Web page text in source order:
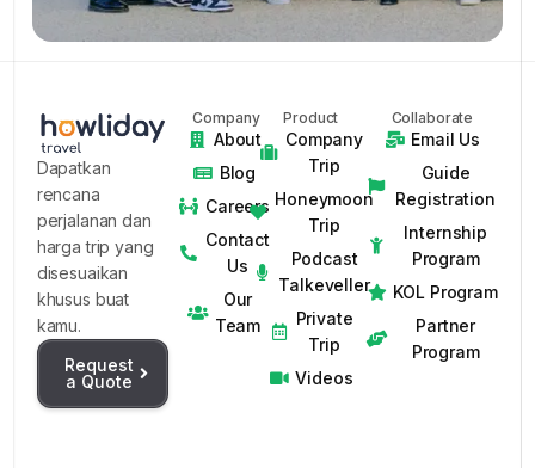
Dapatkan
rencana
perjalanan dan
harga trip yang
disesuaikan
khusus buat
kamu.
Request
a Quote
Company
About
Blog
Careers
Contact
Us
Our
Team
Product
Company
Trip
Honeymoon
Trip
Podcast
Talkeveller
Private
Trip
Videos
Collaborate
Email Us
Guide
Registration
Internship
Program
KOL Program
Partner
Program